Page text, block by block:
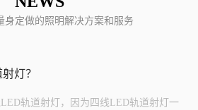
身定做的照明解决方案和服务
灯？
轨道射灯，因为四线LED轨道射灯一